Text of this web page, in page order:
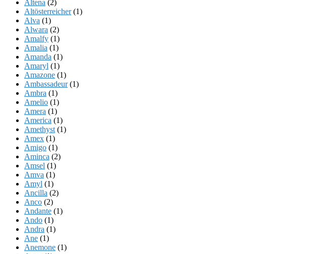
Altena (2)
Altösterreicher(1)
Alva (1)
Alwara (2)
Amalfy (1)
Amalia (1)
Amanda (1)
Amaryl (1)
Amazone (1)
Ambassadeur(1)
Ambra (1)
Amelio (1)
Amera (1)
America (1)
Amethyst (1)
Amex (1)
Amigo (1)
Aminca (2)
Amsel (1)
Amva (1)
Amyl (1)
Ancilla (2)
Anco (2)
Andante (1)
Ando (1)
Andra (1)
Ane (1)
Anemone (1)